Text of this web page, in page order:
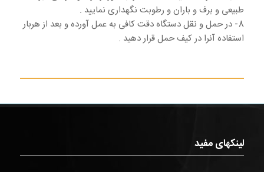
طبیعی و برف و باران و رطوبت نگهداری نمایید .
8- در حمل و نقل دستگاه دقت کافی به عمل آورده و بعد از هربار
استفاده آنرا در کیف حمل قرار دهید .
لینکهای مفید